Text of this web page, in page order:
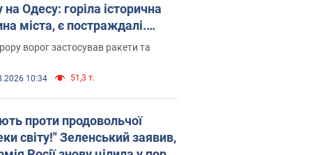
на Одесу: горіла історична
міста, є постраждалі.
відео
ворог застосував ракети та
10:34 51,3 т.
проти продовольчої
світу!" Зеленський заявив,